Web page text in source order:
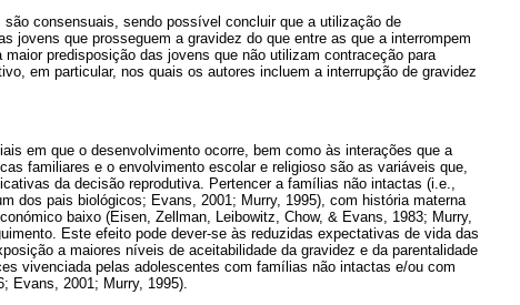
consensuais, sendo possível concluir que a utilização de
jovens que prosseguem a gravidez do que entre as que a interrompem
predisposição das jovens que não utilizam contraceção para
em particular, nos quais os autores incluem a interrupção de gravidez
em que o desenvolvimento ocorre, bem como às interações que a
familiares e o envolvimento escolar e religioso são as variáveis que,
da decisão reprodutiva. Pertencer a famílias não intactas (i.e.,
dos pais biológicos; Evans, 2001; Murry, 1995), com história materna
baixo (Eisen, Zellman, Leibowitz, Chow, & Evans, 1983; Murry,
Este efeito pode dever-se às reduzidas expectativas de vida das
a maiores níveis de aceitabilidade da gravidez e da parentalidade
vivenciada pelas adolescentes com famílias não intactas e/ou com
Evans, 2001; Murry, 1995).